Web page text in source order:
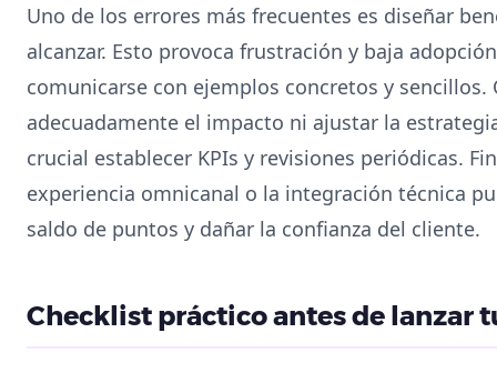
Uno de los errores más frecuentes es diseñar
alcanzar. Esto provoca frustración y baja
comunicarse con ejemplos concretos y
adecuadamente el impacto ni ajustar la
crucial establecer KPIs y revisiones periódicas.
experiencia omnicanal o la integración técnica
saldo de puntos y dañar la confianza del cliente.
Checklist práctico antes de lanzar